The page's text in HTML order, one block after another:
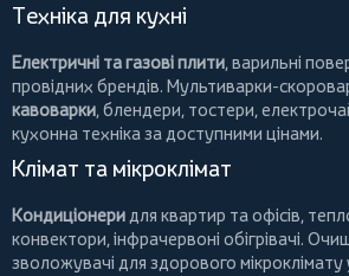
Техніка для кухні
Електричні та газові плити, варильні
провідних брендів. Мультиварки-
кавоварки,блендери, тостери,
кухонна техніка за доступними цінами.
Клімат та мікроклімат
Кондиціонеридля квартир та офісів,
конвектори,інфрачервоні обігрівачі.
зволожувачі для здорового